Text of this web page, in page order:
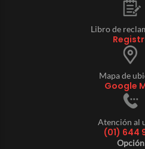
Libro de
Mapa de
Google
Atención al
(01) 644